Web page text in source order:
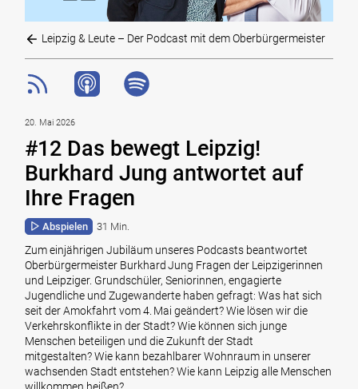
Leipzig & Leute – Der Podcast mit dem Oberbürgermeister
20. Mai 2026
#12 Das bewegt Leipzig!
Burkhard Jung antwortet auf
Ihre Fragen
Abspielen 31 Min.
Zum einjährigen Jubiläum unseres Podcasts beantwortet
Oberbürgermeister Burkhard Jung Fragen der Leipzigerinnen
und Leipziger. Grundschüler, Seniorinnen, engagierte
Jugendliche und Zugewanderte haben gefragt: Was hat sich
seit der Amokfahrt vom 4. Mai geändert? Wie lösen wir die
Verkehrskonflikte in der Stadt? Wie können sich junge
Menschen beteiligen und die Zukunft der Stadt
mitgestalten? Wie kann bezahlbarer Wohnraum in unserer
wachsenden Stadt entstehen? Wie kann Leipzig alle Menschen
willkommen heißen?